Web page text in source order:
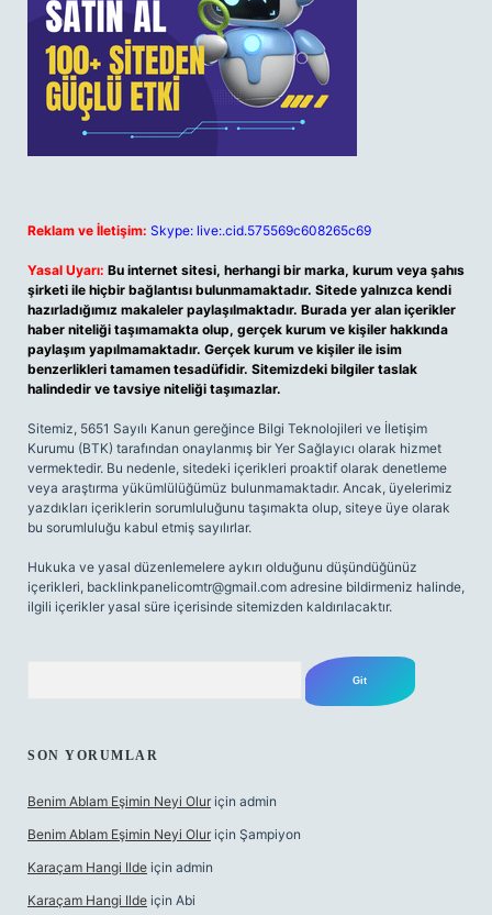
Reklam ve İletişim: Skype: live:.cid.575569c608265c69
Yasal Uyarı: Bu internet sitesi, herhangi bir marka, kurum veya şahıs
şirketi ile hiçbir bağlantısı bulunmamaktadır. Sitede yalnızca kendi
hazırladığımız makaleler paylaşılmaktadır. Burada yer alan içerikler
haber niteliği taşımamakta olup, gerçek kurum ve kişiler hakkında
paylaşım yapılmamaktadır. Gerçek kurum ve kişiler ile isim
benzerlikleri tamamen tesadüfidir. Sitemizdeki bilgiler taslak
halindedir ve tavsiye niteliği taşımazlar.
Sitemiz, 5651 Sayılı Kanun gereğince Bilgi Teknolojileri ve İletişim
Kurumu (BTK) tarafından onaylanmış bir Yer Sağlayıcı olarak hizmet
vermektedir. Bu nedenle, sitedeki içerikleri proaktif olarak denetleme
veya araştırma yükümlülüğümüz bulunmamaktadır. Ancak, üyelerimiz
yazdıkları içeriklerin sorumluluğunu taşımakta olup, siteye üye olarak
bu sorumluluğu kabul etmiş sayılırlar.
Hukuka ve yasal düzenlemelere aykırı olduğunu düşündüğünüz
içerikleri, backlinkpanelicomtr@gmail.com adresine bildirmeniz halinde,
ilgili içerikler yasal süre içerisinde sitemizden kaldırılacaktır.
SON YORUMLAR
Benim Ablam Eşimin Neyi Olur için admin
Benim Ablam Eşimin Neyi Olur için Şampiyon
Karaçam Hangi Ilde için admin
Karaçam Hangi Ilde için Abi